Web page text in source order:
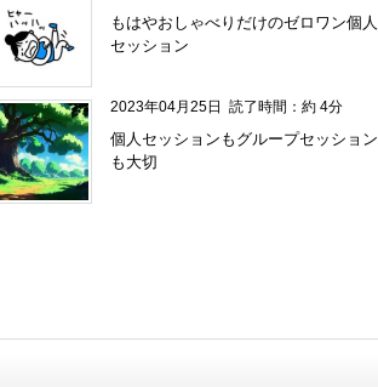
もはやおしゃべりだけのゼロワン個人
セッション
2023年04月25日 読了時間：約 4分
個人セッションもグループセッション
も大切